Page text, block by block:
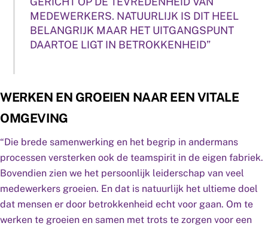
MEDEWERKERS. NATUURLIJK IS DIT HEEL
BELANGRIJK MAAR HET UITGANGSPUNT
DAARTOE LIGT IN BETROKKENHEID”
WERKEN EN GROEIEN NAAR EEN VITALE
OMGEVING
“Die brede samenwerking en het begrip in andermans
processen versterken ook de teamspirit in de eigen fabriek.
Bovendien zien we het persoonlijk leiderschap van veel
medewerkers groeien. En dat is natuurlijk het ultieme doel
dat mensen er door betrokkenheid echt voor gaan. Om te
werken te groeien en samen met trots te zorgen voor een